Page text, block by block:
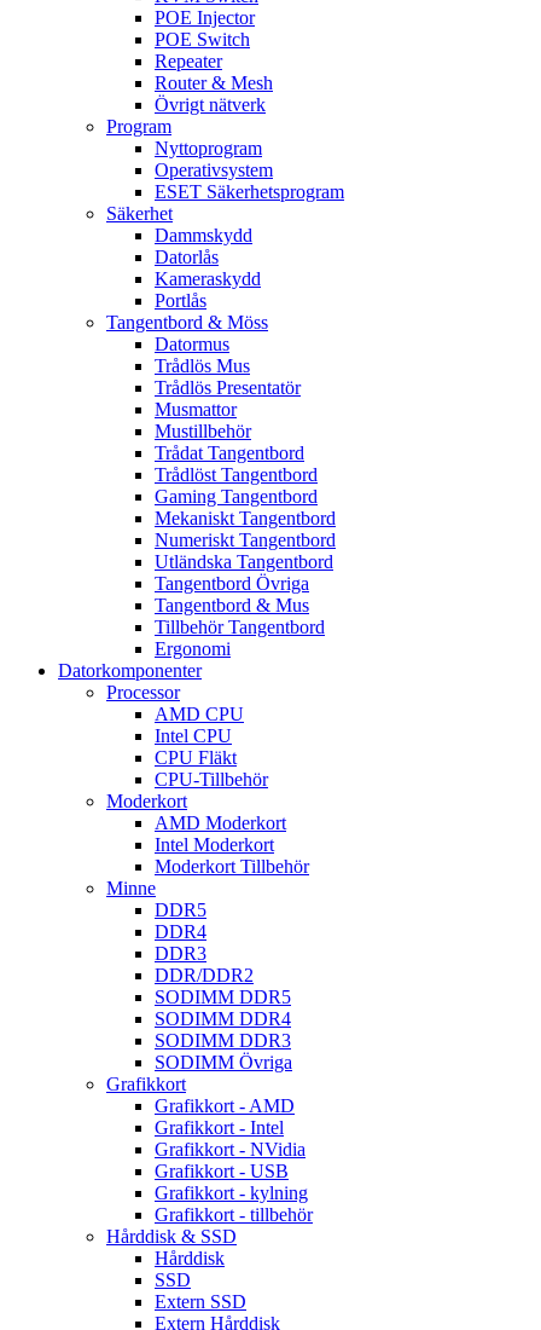
POE Injector
POE Switch
Repeater
Router & Mesh
Övrigt nätverk
Program
Nyttoprogram
Operativsystem
ESET Säkerhetsprogram
Säkerhet
Dammskydd
Datorlås
Kameraskydd
Portlås
Tangentbord & Möss
Datormus
Trådlös Mus
Trådlös Presentatör
Musmattor
Mustillbehör
Trådat Tangentbord
Trådlöst Tangentbord
Gaming Tangentbord
Mekaniskt Tangentbord
Numeriskt Tangentbord
Utländska Tangentbord
Tangentbord Övriga
Tangentbord & Mus
Tillbehör Tangentbord
Ergonomi
Datorkomponenter
Processor
AMD CPU
Intel CPU
CPU Fläkt
CPU-Tillbehör
Moderkort
AMD Moderkort
Intel Moderkort
Moderkort Tillbehör
Minne
DDR5
DDR4
DDR3
DDR/DDR2
SODIMM DDR5
SODIMM DDR4
SODIMM DDR3
SODIMM Övriga
Grafikkort
Grafikkort - AMD
Grafikkort - Intel
Grafikkort - NVidia
Grafikkort - USB
Grafikkort - kylning
Grafikkort - tillbehör
Hårddisk & SSD
Hårddisk
SSD
Extern SSD
Extern Hårddisk